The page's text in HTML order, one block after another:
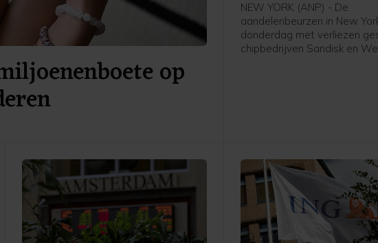
op
NEW YORK (ANP) - De
aandelenbeurzen in New
donderdag met verliezen
chipbedrijven Sandisk en
buiten komt.